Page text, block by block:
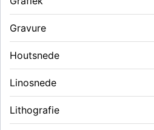
Gravure
Houtsnede
Linosnede
Lithografie